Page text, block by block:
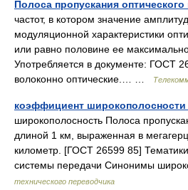
Полоса пропускания оптического
частот, в котором значение
модуляционной характеристики
или равно половине ее
Употребляется в документе: ГОСТ
волоконно оптические.… …
коэффициент широкополосности
широкополосность Полоса
длиной 1 км, выраженная в
километр. [ГОСТ 26599 85]
системы передачи Синонимы
технического переводчика